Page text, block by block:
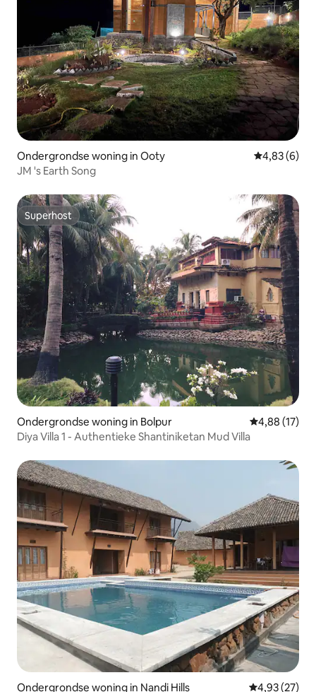
Ondergrondse woning in Ooty Gemiddelde
4,83 (6)
JM 's Earth Song
Superhost
Superhost
Ondergrondse woning in Bolpur Gemiddelde
4,88 (17)
Diya Villa 1 - Authentieke Shantiniketan Mud Villa
Ondergrondse woning in Nandi Hills Gemiddelde
4,93 (27)